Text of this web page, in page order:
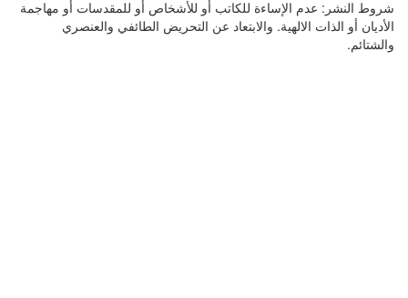
شروط النشر: عدم الإساءة للكاتب أو للأشخاص أو للمقدسات أو مهاجمة
الأديان أو الذات الالهية. والابتعاد عن التحريض الطائفي والعنصري
والشتائم.